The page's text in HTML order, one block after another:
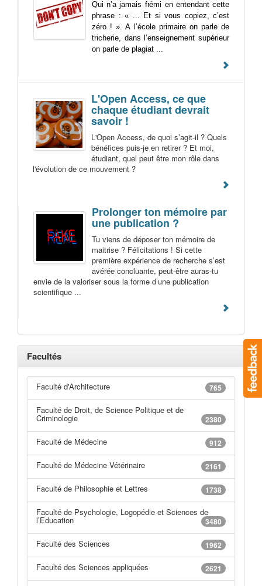
Qui n’a jamais frémi en entendant cette
phrase : « ... Et si vous copiez, c’est
zéro ! ». A l’école primaire on parle de
tricherie, dans l’enseignement supérieur
on parle de plagiat ...
L'Open Access, ce que
chaque étudiant devrait
savoir !
L'Open Access, de quoi s’agit-il ? Quels
bénéfices puis-je en retirer ? Et moi,
étudiant, quel peut être mon rôle dans
l'évolution de ce mouvement ?
Prolonger ton mémoire par
une publication ?
Tu viens de déposer ton mémoire de
maitrise ? Félicitations ! Si cette
première expérience de recherche s’est
avérée concluante, peut-être auras-tu
envie de la valoriser sous la forme d’une publication
scientifique ...
Facultés
Faculté d'Architecture 765
Faculté de Droit, de Science Politique et de
Criminologie 2380
Faculté de Médecine 912
Faculté de Médecine Vétérinaire 2161
Faculté de Philosophie et Lettres 1738
Faculté de Psychologie, Logopédie et Sciences de
l’Education 3480
Faculté des Sciences 1962
Faculté des Sciences appliquées 2621